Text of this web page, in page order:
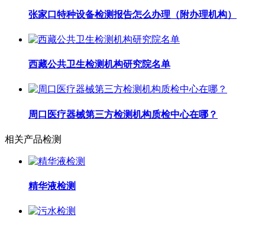
张家口特种设备检测报告怎么办理（附办理机构）
西藏公共卫生检测机构研究院名单
周口医疗器械第三方检测机构质检中心在哪？
相关产品检测
精华液检测